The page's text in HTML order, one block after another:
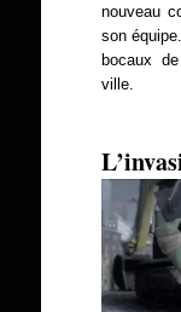
nouveau
son
bocaux
ville.